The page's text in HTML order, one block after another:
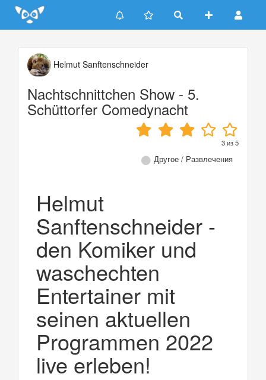
Update cookies preferences
Helmut Sanftenschneider
Nachtschnittchen Show - 5.
Schüttorfer Comedynacht
3из5
Другое / Развлечения
Helmut
Sanftenschneider -
den Komiker und
waschechten
Entertainer mit
seinen aktuellen
Programmen 2022
live erleben!